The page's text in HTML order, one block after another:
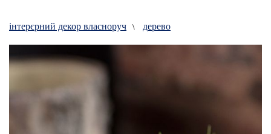
інтерєрний декор власноруч \ дерево